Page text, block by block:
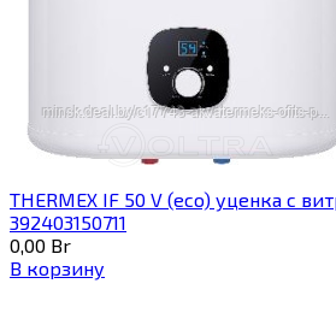
THERMEX IF 50 V (eco) уценка c
392403150711
0,00 Br
В корзину